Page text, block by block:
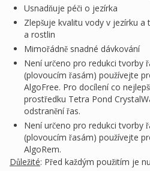
Usnadňuje péči o jezírka
Zlepšuje kvalitu vody v jezírku a
a rostlin
Mimořádně snadné dávkování
Není určeno pro redukci tvorby
(plovoucím řasám) používejte
AlgoFree. Pro docílení co
prostředku Tetra Pond
odstranění řas.
Není určeno pro redukci tvorby
(plovoucím řasám) používejte
AlgoRem.
Důležité: Před každým použitím je